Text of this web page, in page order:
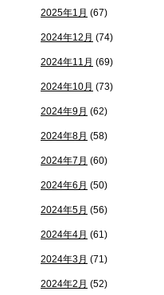
2025年1月 (67)
2024年12月 (74)
2024年11月 (69)
2024年10月 (73)
2024年9月 (62)
2024年8月 (58)
2024年7月 (60)
2024年6月 (50)
2024年5月 (56)
2024年4月 (61)
2024年3月 (71)
2024年2月 (52)